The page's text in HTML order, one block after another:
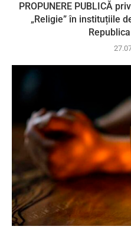
PROPUNERE PUBLICĂ
„Religie” în instituțiile